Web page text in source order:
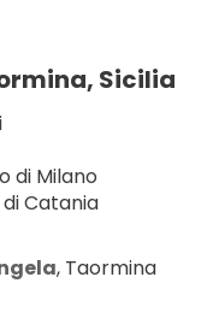
Sicilia
di Milano
Catania
, Taormina